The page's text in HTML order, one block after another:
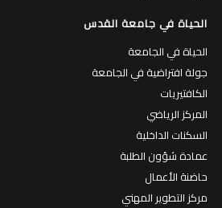
الحياة في جامعة القدس
الحياة في الجامعة
جولة افتراضية في الجامعة
الكافتيريات
المركز الرياضي
السكنات الداخلية
عمادة شؤون الطلبة
حاضنة الأعمال
مركز التطوير المهني